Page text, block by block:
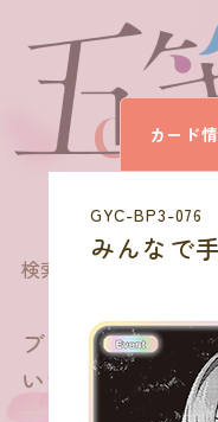
検索結果 168件
ブースターパッ
いつもどこでも
カード
GYC-BP3-076
みんなで